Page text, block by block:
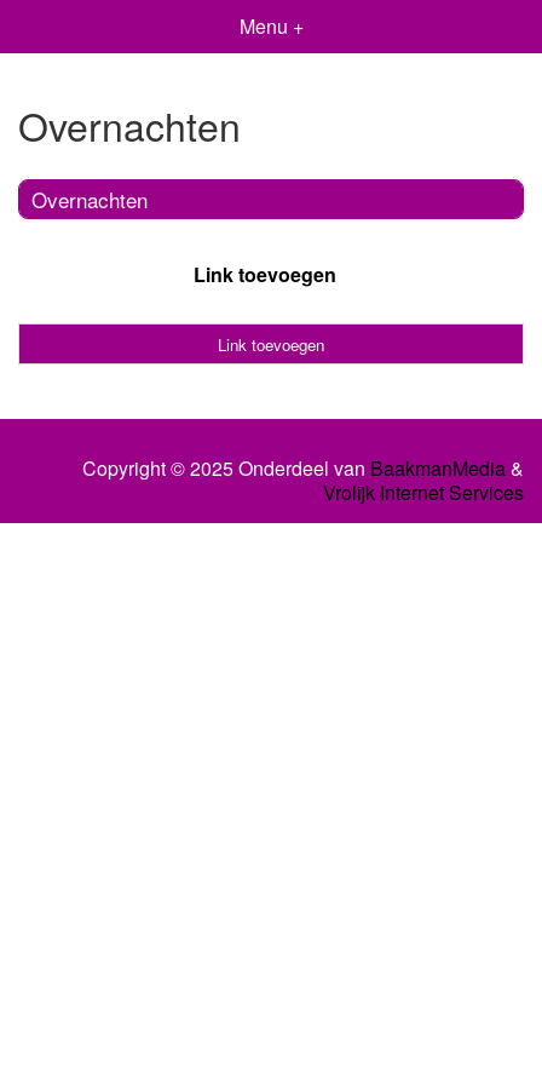
Menu +
Overnachten
Overnachten
Link toevoegen
Link toevoegen
Copyright © 2025 Onderdeel van BaakmanMedia&
Vrolijk Internet Services